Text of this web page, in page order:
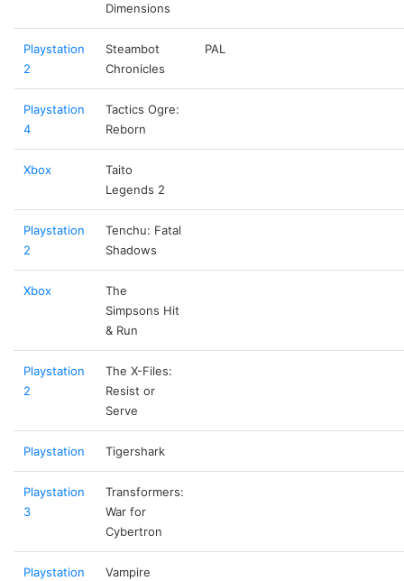
Dimensions
Playstation
2
Steambot
Chronicles
PAL
Playstation
4
Tactics Ogre:
Reborn
Xbox
Taito
Legends 2
Playstation
2
Tenchu: Fatal
Shadows
Xbox
The
Simpsons Hit
& Run
Playstation
2
The X-Files:
Resist or
Serve
Playstation Tigershark
Playstation
3
Transformers:
War for
Cybertron
Playstation
Vampire